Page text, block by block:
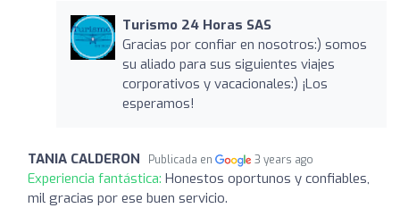
Turismo 24 Horas SAS
Gracias por confiar en nosotros:) somos
su aliado para sus siguientes viajes
corporativos y vacacionales:) ¡Los
esperamos!
TANIA CALDERON Publicada en 3 years ago
Experiencia fantástica: Honestos oportunos y confiables,
mil gracias por ese buen servicio.